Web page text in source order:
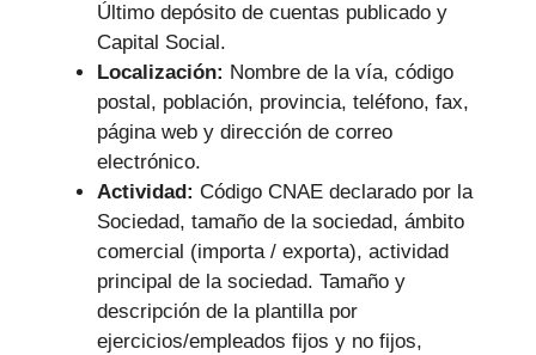
Último depósito de cuentas publicado y
Capital Social.
Localización: Nombre de la vía, código
postal, población, provincia, teléfono, fax,
página web y dirección de correo
electrónico.
Actividad: Código CNAE declarado por la
Sociedad, tamaño de la sociedad, ámbito
comercial (importa / exporta), actividad
principal de la sociedad. Tamaño y
descripción de la plantilla por
ejercicios/empleados fijos y no fijos,